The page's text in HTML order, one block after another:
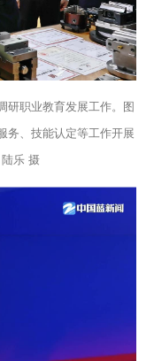
研职业教育发展工作。图
务、技能认定等工作开展
乐 摄